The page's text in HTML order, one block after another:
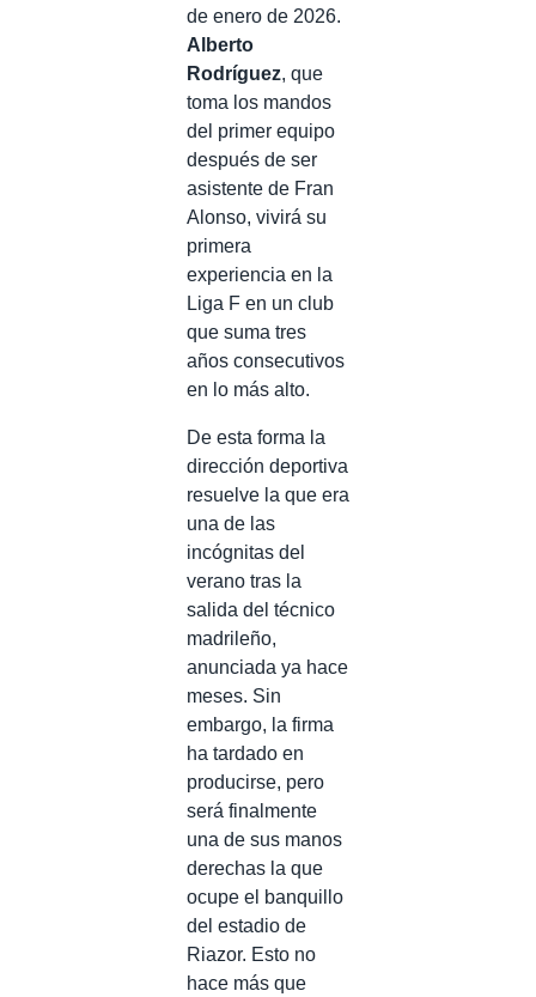
de enero de 2026.
Alberto
Rodríguez, que
toma los mandos
del primer equipo
después de ser
asistente de Fran
Alonso, vivirá su
primera
experiencia en la
Liga F en un club
que suma tres
años consecutivos
en lo más alto.
De esta forma la
dirección deportiva
resuelve la que era
una de las
incógnitas del
verano tras la
salida del técnico
madrileño,
anunciada ya hace
meses. Sin
embargo, la firma
ha tardado en
producirse, pero
será finalmente
una de sus manos
derechas la que
ocupe el banquillo
del estadio de
Riazor. Esto no
hace más que